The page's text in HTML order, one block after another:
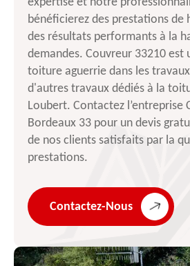
bénéficierez des prestations de
des résultats performants à la
demandes. Couvreur 33210 est
toiture aguerrie dans les
d'autres travaux dédiés à la
Loubert. Contactez l’entreprise
Bordeaux 33 pour un devis
de nos clients satisfaits par la
prestations.
Contactez-Nous